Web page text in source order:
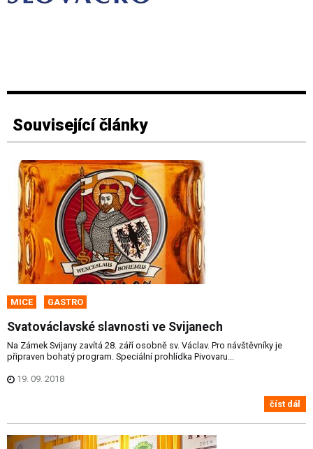
Související články
MICE GASTRO
Svatováclavské slavnosti ve Svijanech
Na Zámek Svijany zavítá 28. září osobně sv. Václav. Pro návštěvníky je
připraven bohatý program. Speciální prohlídka Pivovaru...
19. 09. 2018
číst dál